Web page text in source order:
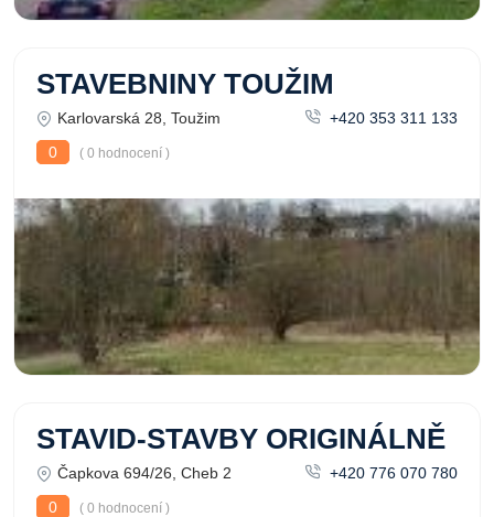
STAVEBNINY TOUŽIM
Karlovarská 28, Toužim
+420 353 311 133
0
( 0 hodnocení )
STAVID-STAVBY ORIGINÁLNĚ
Čapkova 694/26, Cheb 2
+420 776 070 780
0
( 0 hodnocení )